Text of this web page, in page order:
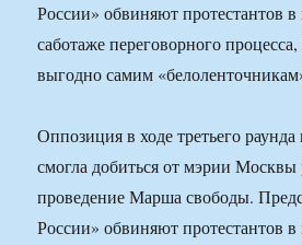
России» обвиняют протестантов в
саботаже переговорного
выгодно самим
Оппозиция в ходе третьего
смогла добиться от мэрии Москвы
проведение Марша свободы.
России» обвиняют протестантов в